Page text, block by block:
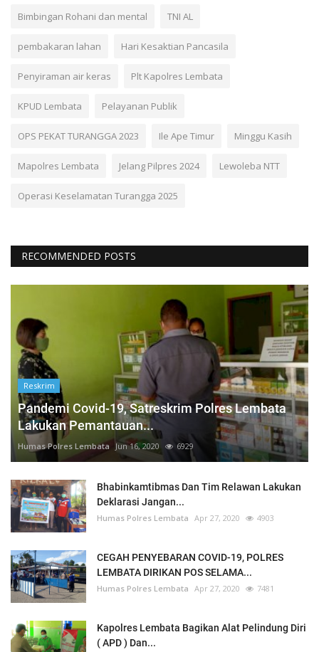
Bimbingan Rohani dan mental TNI AL
pembakaran lahan Hari Kesaktian Pancasila
Penyiraman air keras Plt Kapolres Lembata
KPUD Lembata Pelayanan Publik
OPS PEKAT TURANGGA 2023 Ile Ape Timur Minggu Kasih
Mapolres Lembata Jelang Pilpres 2024 Lewoleba NTT
Operasi Keselamatan Turangga 2025
RECOMMENDED POSTS
Reskrim
Pandemi Covid-19, Satreskrim Polres Lembata
Lakukan Pemantauan...
Humas Polres Lembata Jun 16, 2020 6929
Bhabinkamtibmas Dan Tim Relawan Lakukan
Deklarasi Jangan...
Humas Polres Lembata Apr 27, 2020 4903
CEGAH PENYEBARAN COVID-19, POLRES
LEMBATA DIRIKAN POS SELAMA...
Humas Polres Lembata Apr 27, 2020 7481
Kapolres Lembata Bagikan Alat Pelindung Diri
( APD ) Dan...